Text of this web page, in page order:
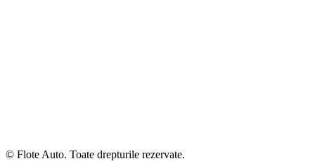
© Flote Auto. Toate drepturile rezervate.